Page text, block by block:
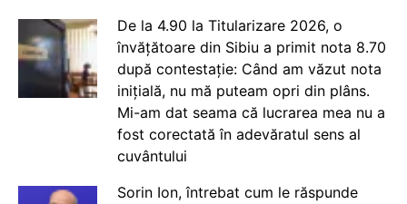
De la 4.90 la Titularizare 2026, o
învățătoare din Sibiu a primit nota 8.70
după contestație: Când am văzut nota
inițială, nu mă puteam opri din plâns.
Mi-am dat seama că lucrarea mea nu a
fost corectată în adevăratul sens al
cuvântului
Sorin Ion, întrebat cum le răspunde